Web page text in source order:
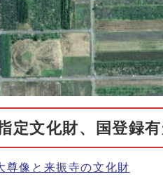
定文化財、国登録
尊像と来振寺の文化財